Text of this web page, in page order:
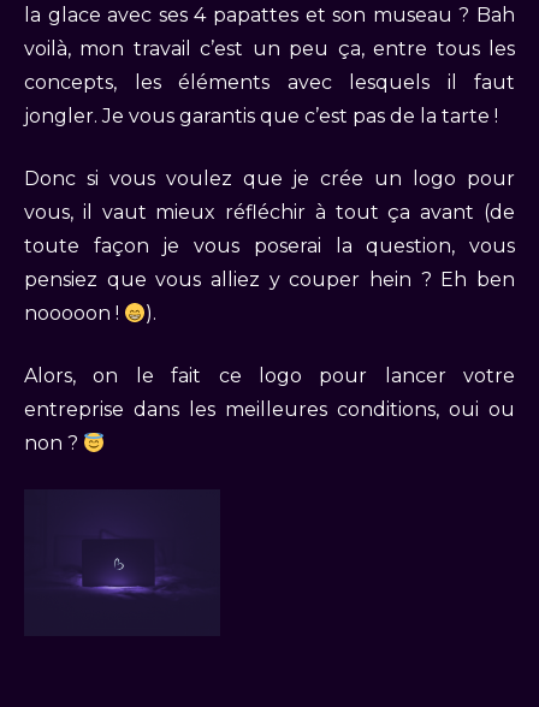
la glace avec ses 4 papattes et son museau ? Bah
voilà, mon travail c’est un peu ça, entre tous les
concepts, les éléments avec lesquels il faut
jongler. Je vous garantis que c’est pas de la tarte !
Donc si vous voulez que je crée un logo pour
vous, il vaut mieux réfléchir à tout ça avant (de
toute façon je vous poserai la question, vous
pensiez que vous alliez y couper hein ? Eh ben
nooooon !
).
Alors, on le fait ce logo pour lancer votre
entreprise dans les meilleures conditions, oui ou
non ?